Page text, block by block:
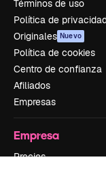
Términos de uso
Política de
Originales Nuevo
Política de cookies
Centro de confianza
Afiliados
Empresas
Empresa
Precios